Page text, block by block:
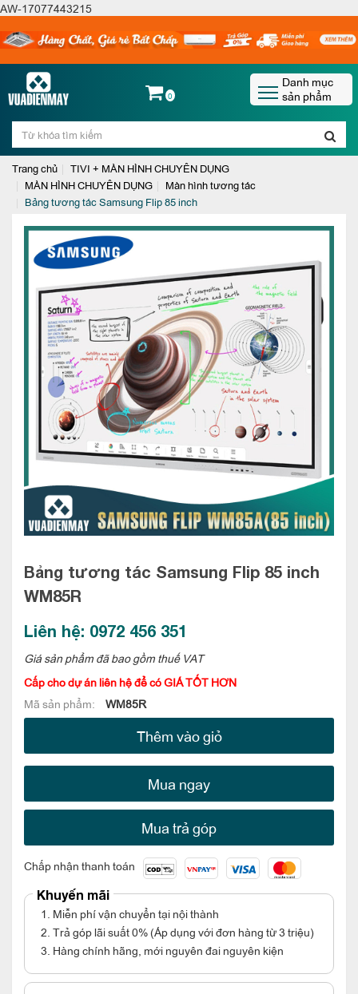
AW-17077443215
0
Danh mục
sản phẩm
Trang chủ
TIVI + MÀN HÌNH CHUYÊN DỤNG
MÀN HÌNH CHUYÊN DỤNG
Màn hình tương tác
Bảng tương tác Samsung Flip 85 inch
Bảng tương tác Samsung Flip 85 inch
WM85R
Liên hệ: 0972 456 351
Giá sản phẩm đã bao gồm thuế VAT
Cấp cho dự án liên hệ để có GIÁ TỐT HƠN
Mã sản phẩm:
WM85R
Thêm vào giỏ
Mua ngay
Mua trả góp
Chấp nhận thanh toán
Khuyến mãi
1. Miễn phí vận chuyển tại nội thành
2. Trả góp lãi suất 0% (Áp dụng với đơn hàng từ 3 triệu)
3. Hàng chính hãng, mới nguyên đai nguyên kiện